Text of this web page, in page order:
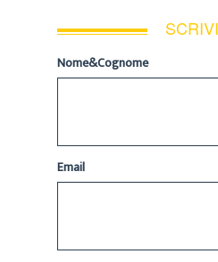
Nome&Cognome
Email